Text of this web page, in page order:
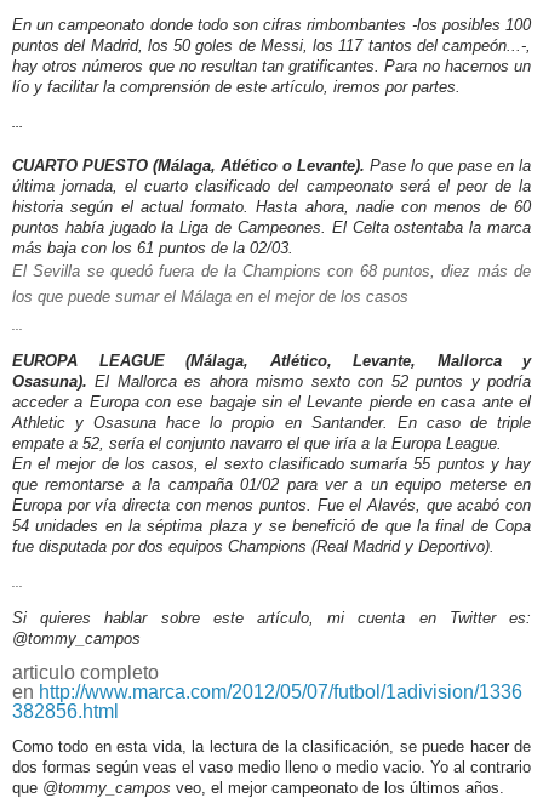
En un campeonato donde todo son cifras rimbombantes -los posibles 100
puntos del Madrid, los 50 goles de Messi, los 117 tantos del campeón...-,
hay otros números que no resultan tan gratificantes. Para no hacernos un
lío y facilitar la comprensión de este artículo, iremos por partes.
CUARTO PUESTO (Málaga, Atlético o Levante). Pase lo que pase en la
última jornada, el cuarto clasificado del campeonato será el peor de la
historia según el actual formato. Hasta ahora, nadie con menos de 60
puntos había jugado la Liga de Campeones. El Celta ostentaba la marca
más baja con los 61 puntos de la 02/03.
El Sevilla se quedó fuera de la Champions con 68 puntos, diez más de
los que puede sumar el Málaga en el mejor de los casos
EUROPA LEAGUE (Málaga, Atlético, Levante, Mallorca y
Osasuna). El Mallorca es ahora mismo sexto con 52 puntos y podría
acceder a Europa con ese bagaje sin el Levante pierde en casa ante el
Athletic y Osasuna hace lo propio en Santander. En caso de triple
empate a 52, sería el conjunto navarro el que iría a la Europa League.
En el mejor de los casos, el sexto clasificado sumaría 55 puntos y hay
que remontarse a la campaña 01/02 para ver a un equipo meterse en
Europa por vía directa con menos puntos. Fue el Alavés, que acabó con
54 unidades en la séptima plaza y se benefició de que la final de Copa
fue disputada por dos equipos Champions (Real Madrid y Deportivo).
Si quieres hablar sobre este artículo, mi cuenta en Twitter es:
@tommy_campos
articulo completo
en http://www.marca.com/2012/05/07/futbol/1adivision/1336
382856.html
Como todo en esta vida, la lectura de la clasificación, se puede hacer de
dos formas según veas el vaso medio lleno o medio vacio. Yo al contrario
que @tommy_campos veo, el mejor campeonato de los últimos años.